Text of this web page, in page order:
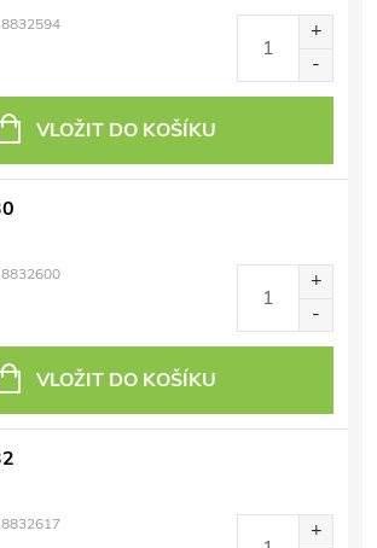
VLOŽIT DO KOŠÍKU
VLOŽIT DO KOŠÍKU